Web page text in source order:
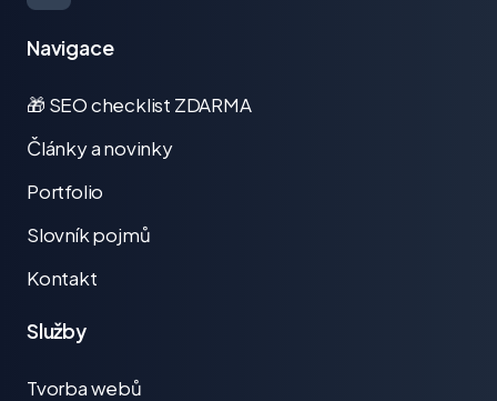
Navigace
🎁 SEO checklist ZDARMA
Články a novinky
Portfolio
Slovník pojmů
Kontakt
Služby
Tvorba webů